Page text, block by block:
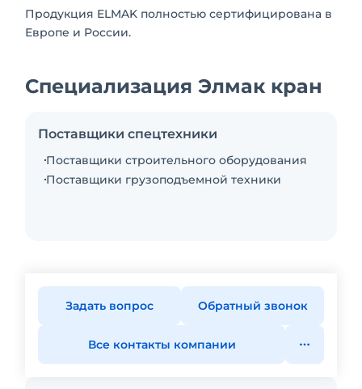
Продукция ELMAK полностью сертифицирована в
Европе и России.
Специализация Элмак кран
Поставщики спецтехники
Поставщики строительного оборудования
Поставщики грузоподъемной техники
Задать вопрос Обратный звонок
Все контакты компании